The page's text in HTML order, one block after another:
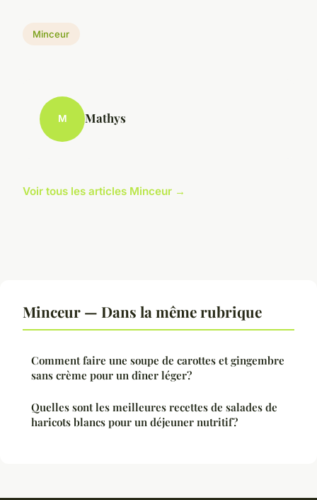
Minceur
M Mathys
Voir tous les articles Minceur →
Minceur — Dans la même rubrique
Comment faire une soupe de carottes et gingembre
sans crème pour un dîner léger?
Quelles sont les meilleures recettes de salades de
haricots blancs pour un déjeuner nutritif?